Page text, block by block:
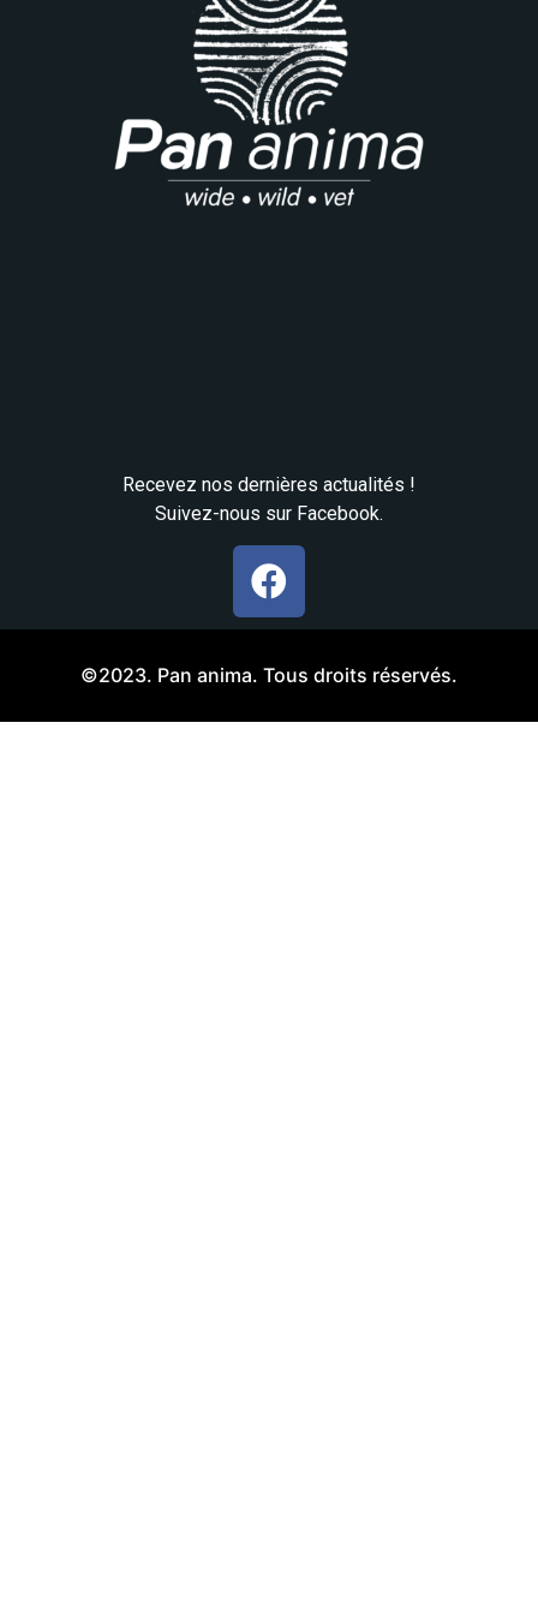
Recevez nos dernières actualités !
Suivez-nous sur Facebook.
©2023. Pan anima. Tous droits réservés.